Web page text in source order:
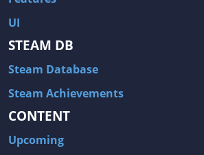
UI
STEAM DB
Steam Database
Steam Achievements
CONTENT
Upcoming